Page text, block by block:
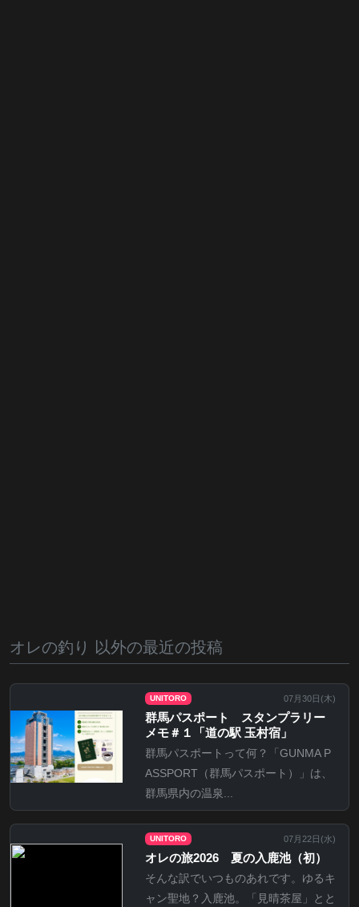
オレの釣り 以外の最近の投稿
UNITORO 07月30日(木)
群馬パスポート スタンプラリー
メモ＃１「道の駅 玉村宿」
群馬パスポートって何？「GUNMA P
ASSPORT（群馬パスポート）」は、
群馬県内の温泉...
UNITORO 07月22日(水)
オレの旅2026 夏の入鹿池（初）
そんな訳でいつものあれです。ゆるキ
ャン聖地？入鹿池。「見晴茶屋」とと